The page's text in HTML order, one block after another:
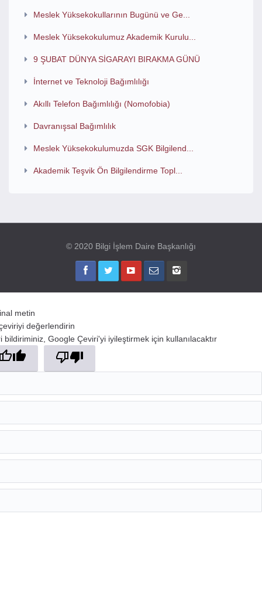
Meslek Yüksekokullarının Bugünü ve Ge...
Meslek Yüksekokulumuz Akademik Kurulu...
9 ŞUBAT DÜNYA SİGARAYI BIRAKMA GÜNÜ
İnternet ve Teknoloji Bağımlılığı
Akıllı Telefon Bağımlılığı (Nomofobia)
Davranışsal Bağımlılık
Meslek Yüksekokulumuzda SGK Bilgilend...
Akademik Teşvik Ön Bilgilendirme Topl...
© 2020 Bilgi İşlem Daire Başkanlığı
metin
değerlendirin
bildiriminiz, Google Çeviri'yi iyileştirmek için kullanılacaktır